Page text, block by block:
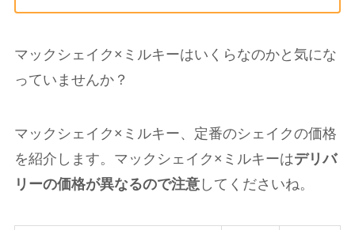
マックシェイク×ミルキーはいくらなのかと気にな
っていませんか？
マックシェイク×ミルキー、定番のシェイクの価格
を紹介します。マックシェイク×ミルキーはデリバ
リーの価格が異なるので注意してくださいね。